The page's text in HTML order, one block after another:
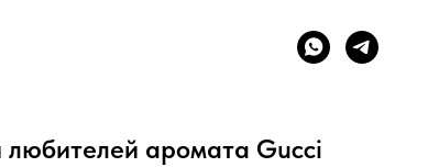
любителей аромата Gucci